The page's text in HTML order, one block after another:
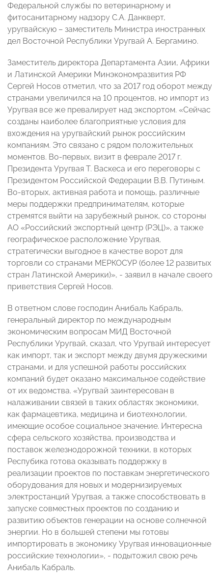
Федеральной службы по ветеринарному и
фитосанитарному надзору С.А. Данкверт,
уругвайскую – заместитель Министра иностранных
дел Восточной Республики Уругвай А. Бергамино.
Заместитель директора Департамента Азии, Африки
и Латинской Америки Минэкономразвития РФ
Сергей Носов отметил, что за 2017 год оборот между
странами увеличился на 10 процентов, но импорт из
Уругвая все же превалирует над экспортом. «Сейчас
созданы наиболее благоприятные условия для
вхождения на уругвайский рынок российским
компаниям. Это связано с рядом положительных
моментов. Во-первых, визит в феврале 2017 г.
Президента Уругвая Т. Васкеса и его переговоры с
Президентом Российской Федерации В.В. Путиным.
Во-вторых, активная работа и помощь, различные
меры поддержки предпринимателям, которые
стремятся выйти на зарубежный рынок, со стороны
АО «Российский экспортный центр (РЭЦ)», а также
географическое расположение Уругвая,
стратегически выгодное в качестве ворот для
торговли со странами МЕРКОСУР (более 12 развитых
стран Латинской Америки)», - заявил в начале своего
приветствия Сергей Носов.
В ответном слове господин Анибаль Кабраль,
генеральный директор по международным
экономическим вопросам МИД Восточной
Республики Уругвай, сказал, что Уругвай интересует
как импорт, так и экспорт между двумя дружескими
странами, и для успешной работы российских
компаний будет оказано максимальное содействие
от их ведомства. «Уругвай заинтересован в
налаживании связей в таких областях экономики,
как фармацевтика, медицина и биотехнологии,
имеющие особое социальное значение. Интересна
сфера сельского хозяйства, производства и
поставок железнодорожной техники, в которых
Респубика готова оказывать поддержку в
реализации проектов по поставкам энергетического
оборудования для новых и модернизируемых
электростанций Уругвая, а также способствовать в
запуске совместных проектов по созданию и
развитию объектов генерации на основе солнечной
энергии. Но в большей степени мы готовы
импортировать в экономику Уругвая инновационные
российские технологии», - подытожил свою речь
Анибаль Кабраль.